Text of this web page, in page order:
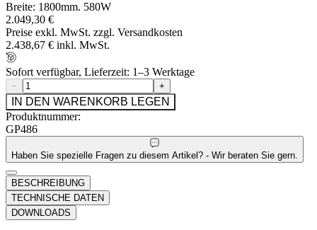
Breite: 1800mm. 580W
2.049,30 €
Preise exkl. MwSt. zzgl. Versandkosten
2.438,67 € inkl. MwSt.
Sofort verfügbar, Lieferzeit: 1–3 Werktage
− +
IN DEN WARENKORB LEGEN
Produktnummer:
GP486
Haben Sie spezielle Fragen zu diesem Artikel? - Wir beraten Sie gern.
BESCHREIBUNG
TECHNISCHE DATEN
DOWNLOADS